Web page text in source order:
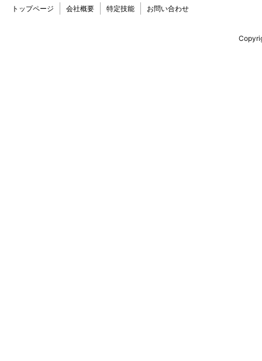
トップページ 会社概要 特定技能 お問い合わせ